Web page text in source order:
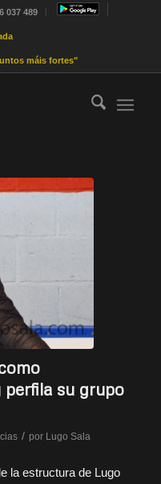
037 489
máis fortes"
su grupo
/ por Lugo Sala
la estructura de Lugo